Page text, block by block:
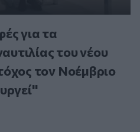
για τα
του νέου
τον Νοέμβριο